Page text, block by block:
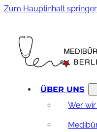
Zum Hauptinhalt
ÜBER UNS
Wer